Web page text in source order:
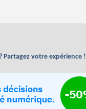
Partagez votre expérience !